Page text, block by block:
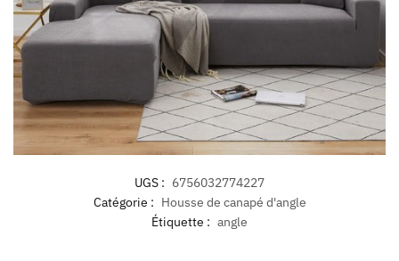
UGS : 6756032774227
Catégorie : Housse de canapé d'angle
Étiquette : angle